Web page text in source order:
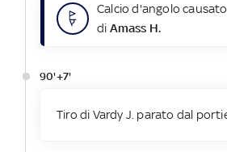
Calcio d'angolo
di Amass H.
90'+7'
Tiro di Vardy J. parato dal